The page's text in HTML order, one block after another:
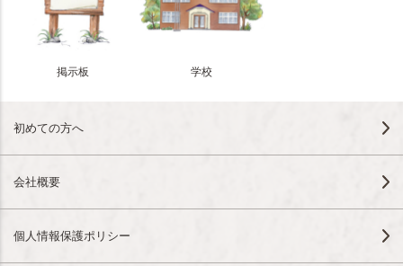
掲示板 学校
初めての方へ
会社概要
個人情報保護ポリシー